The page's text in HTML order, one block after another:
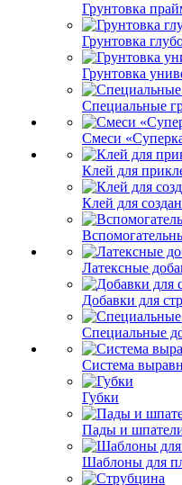
Грунтовка
Грунтовка
Грунтовка
Специальные
Смеси
Клей для
Клей для
Латексные
Добавки для
Специальные
Система
Губки
Пады и
Шаблоны для